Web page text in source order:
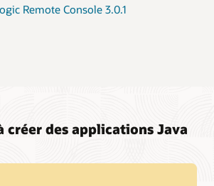
Remote Console 3.0.1
créer des applications Java